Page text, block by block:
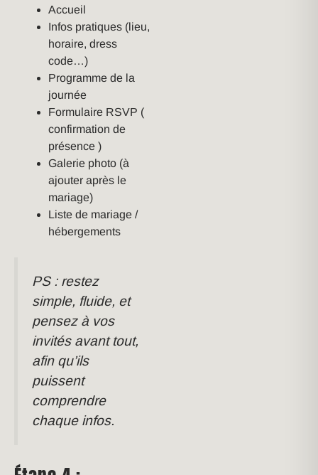
Accueil
Infos pratiques (lieu,
horaire, dress
code…)
Programme de la
journée
Formulaire RSVP (
confirmation de
présence )
Galerie photo (à
ajouter après le
mariage)
Liste de mariage /
hébergements
PS : restez
simple, fluide, et
pensez à vos
invités avant tout,
afin qu’ils
puissent
comprendre
chaque infos.